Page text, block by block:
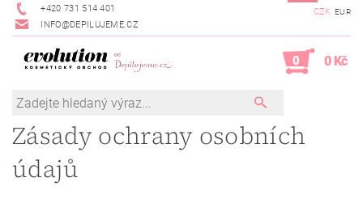
+420 731 514 401
INFO@DEPILUJEME.CZ
CZK EUR
0 0 Kč
Zásady ochrany osobních
údajů